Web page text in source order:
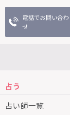
電話でお問い合わ
せ
占う
占い師一覧